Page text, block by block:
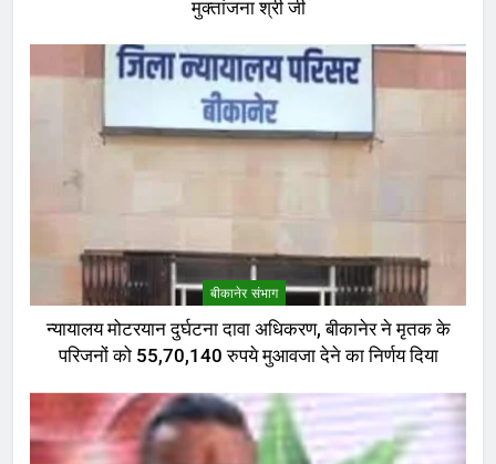
मुक्तांजना श्री जी
बीकानेर संभाग
न्यायालय मोटरयान दुर्घटना दावा अधिकरण, बीकानेर ने मृतक के
परिजनों को 55,70,140 रुपये मुआवजा देने का निर्णय दिया